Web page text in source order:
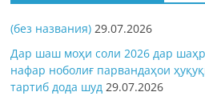
(без названия) 29.07.2026
Дар шаш моҳи соли 2026 дар
нафар ноболиғ парвандаҳои
тартиб дода шуд 29.07.2026